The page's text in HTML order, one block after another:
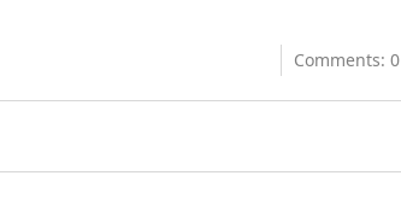
Comments: 0